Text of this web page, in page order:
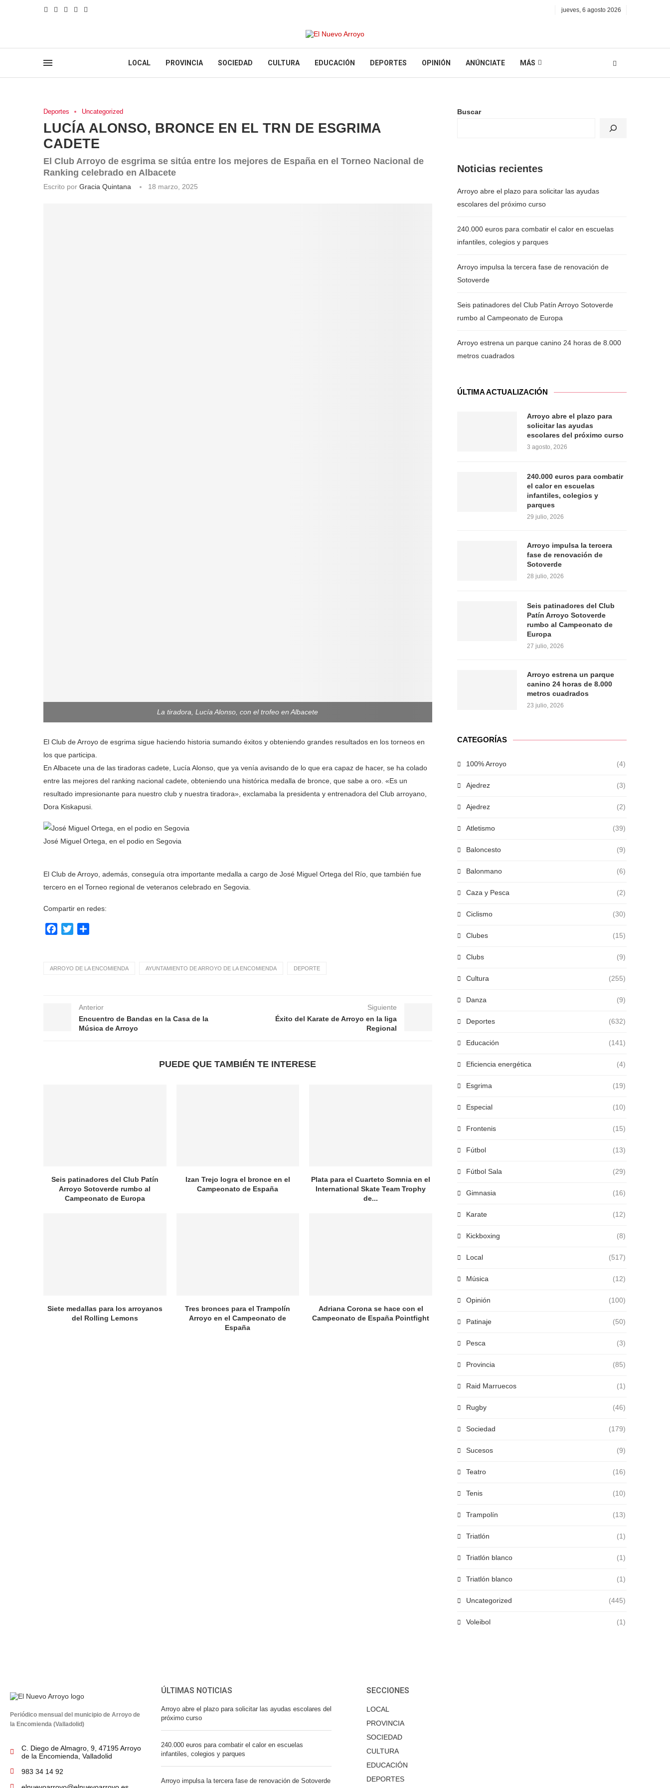
jueves, 6 agosto 2026
LOCAL PROVINCIA SOCIEDAD CULTURA EDUCACIÓN DEPORTES OPINIÓN ANÚNCIATE MÁS
Deportes Uncategorized
LUCÍA ALONSO, BRONCE EN EL TRN DE ESGRIMA
CADETE
El Club Arroyo de esgrima se sitúa entre los mejores de España en el Torneo Nacional de
Ranking celebrado en Albacete
Escrito por Gracia Quintana 18 marzo, 2025
La tiradora, Lucía Alonso, con el trofeo en Albacete
El Club de Arroyo de esgrima sigue haciendo historia sumando éxitos y obteniendo grandes resultados en los torneos en
los que participa.
En Albacete una de las tiradoras cadete, Lucía Alonso, que ya venía avisando de lo que era capaz de hacer, se ha colado
entre las mejores del ranking nacional cadete, obteniendo una histórica medalla de bronce, que sabe a oro. «Es un
resultado impresionante para nuestro club y nuestra tiradora», exclamaba la presidenta y entrenadora del Club arroyano,
Dora Kiskapusi.
José Miguel Ortega, en el podio en Segovia
El Club de Arroyo, además, conseguía otra importante medalla a cargo de José Miguel Ortega del Río, que también fue
tercero en el Torneo regional de veteranos celebrado en Segovia.
Compartir en redes:
Facebook
Twitter
ARROYO DE LA ENCOMIENDA AYUNTAMIENTO DE ARROYO DE LA ENCOMIENDA DEPORTE
Anterior
Encuentro de Bandas en la Casa de la
Música de Arroyo
Siguiente
Éxito del Karate de Arroyo en la liga
Regional
PUEDE QUE TAMBIÉN TE INTERESE
Seis patinadores del Club Patín
Arroyo Sotoverde rumbo al
Campeonato de Europa
Izan Trejo logra el bronce en el
Campeonato de España
Plata para el Cuarteto Somnia en el
International Skate Team Trophy
de...
Siete medallas para los arroyanos
del Rolling Lemons
Tres bronces para el Trampolín
Arroyo en el Campeonato de
España
Adriana Corona se hace con el
Campeonato de España Pointfight
Buscar
Noticias recientes
Arroyo abre el plazo para solicitar las ayudas
escolares del próximo curso
240.000 euros para combatir el calor en escuelas
infantiles, colegios y parques
Arroyo impulsa la tercera fase de renovación de
Sotoverde
Seis patinadores del Club Patín Arroyo Sotoverde
rumbo al Campeonato de Europa
Arroyo estrena un parque canino 24 horas de 8.000
metros cuadrados
ÚLTIMA ACTUALIZACIÓN
Arroyo abre el plazo para
solicitar las ayudas
escolares del próximo curso
3 agosto, 2026
240.000 euros para combatir
el calor en escuelas
infantiles, colegios y
parques
29 julio, 2026
Arroyo impulsa la tercera
fase de renovación de
Sotoverde
28 julio, 2026
Seis patinadores del Club
Patín Arroyo Sotoverde
rumbo al Campeonato de
Europa
27 julio, 2026
Arroyo estrena un parque
canino 24 horas de 8.000
metros cuadrados
23 julio, 2026
CATEGORÍAS
100% Arroyo (4)
Ajedrez (3)
Ajedrez (2)
Atletismo (39)
Baloncesto (9)
Balonmano (6)
Caza y Pesca (2)
Ciclismo (30)
Clubes (15)
Clubs (9)
Cultura (255)
Danza (9)
Deportes (632)
Educación (141)
Eficiencia energética (4)
Esgrima (19)
Especial (10)
Frontenis (15)
Fútbol (13)
Fútbol Sala (29)
Gimnasia (16)
Karate (12)
Kickboxing (8)
Local (517)
Música (12)
Opinión (100)
Patinaje (50)
Pesca (3)
Provincia (85)
Raid Marruecos (1)
Rugby (46)
Sociedad (179)
Sucesos (9)
Teatro (16)
Tenis (10)
Trampolín (13)
Triatlón (1)
Triatlón blanco (1)
Triatlón blanco (1)
Uncategorized (445)
Voleibol (1)
Periódico mensual del municipio de Arroyo de
la Encomienda (Valladolid)
C. Diego de Almagro, 9, 47195 Arroyo
de la Encomienda, Valladolid
983 34 14 92
ÚLTIMAS NOTICIAS
Arroyo abre el plazo para solicitar las ayudas escolares del
próximo curso
240.000 euros para combatir el calor en escuelas
infantiles, colegios y parques
Arroyo impulsa la tercera fase de renovación de Sotoverde
SECCIONES
LOCAL
PROVINCIA
SOCIEDAD
CULTURA
EDUCACIÓN
DEPORTES